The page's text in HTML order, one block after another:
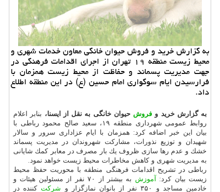
به گزارش خرید و فروش حیوان خانگی معاون خدمات شهری و
محیط زیست منطقه ۱۹ تهران از اجرای اقدامات فرهنگی در
جهت مدیریت پسماند و حفاظت از محیط زیست همزمان با
فرارسیدن ایام سوگواری امام حسین (ع) در این منطقه اطلاع
داد.
به گزارش خرید و فروش حیوان خانگی به نقل از ایسنا، بنابر اعلام
روابط عمومی شهرداری منطقه ۱۹، سعید صالح محمود رباطی با
بیان این خبر اضافه كرد: همزمان با ایام عزاداری سرور و سالار
شهیدان و توزیع نذورات، مشاركت شهروندان در مدیریت پسماند
خشك و عدم رها سازی ظروف یك بار مصرف در معابر كمك شایانی
به مدیریت شهری و كاهش مخاطرات محیط زیست خواهد نمود.
رباطی در تشریح اقدامات فرهنگی منطقه با محوریت حفظ محیط
زیست بیان كرد: آموزش
به بیشتر از ۷۰ نفر از مسئولین هیئات و
خادمین مساجد و ۳۵۰ نفر از بانوان نمازگزار و
شركت كننده در